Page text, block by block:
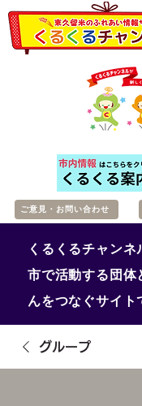
ご意見・お問い合わせ
くるくるチャン
市で活動する団体
んをつなぐサイト
グループ